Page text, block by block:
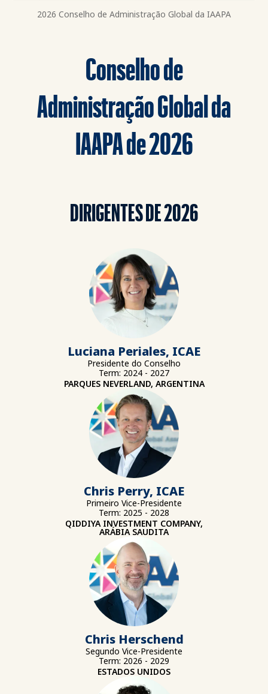
2026 Conselho de Administração Global da IAAPA
Conselho de
Administração Global da
IAAPA de 2026
DIRIGENTES DE 2026
Luciana Periales, ICAE
Presidente do Conselho
Term: 2024 - 2027
PARQUES NEVERLAND, ARGENTINA
Chris Perry, ICAE
Primeiro Vice-Presidente
Term: 2025 - 2028
QIDDIYA INVESTMENT COMPANY,
ARÁBIA SAUDITA
Chris Herschend
Segundo Vice-Presidente
Term: 2026 - 2029
ESTADOS UNIDOS